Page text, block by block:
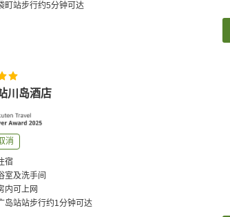
町站步行约5分钟可达
川岛酒店
消
宿
室及洗手间
内可上网
岛站站步行约1分钟可达